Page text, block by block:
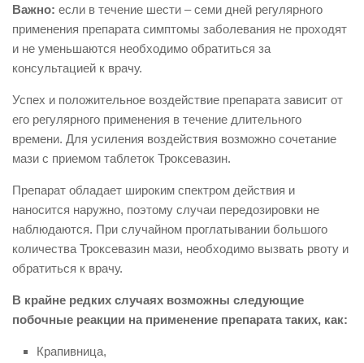
Важно: если в течение шести – семи дней регулярного
применения препарата симптомы заболевания не проходят
и не уменьшаются необходимо обратиться за
консультацией к врачу.
Успех и положительное воздействие препарата зависит от
его регулярного применения в течение длительного
времени. Для усиления воздействия возможно сочетание
мази с приемом таблеток Троксевазин.
Препарат обладает широким спектром действия и
наносится наружно, поэтому случаи передозировки не
наблюдаются. При случайном проглатывании большого
количества Троксевазин мази, необходимо вызвать рвоту и
обратиться к врачу.
В крайне редких случаях возможны следующие
побочные реакции на применение препарата таких, как:
Крапивница,